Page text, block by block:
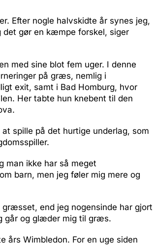
Efter nogle halvskidte år synes jeg,
gør en kæmpe forskel, siger
med sine blot fem uger. I denne
på græs, nemlig i
exit, samt i Bad Homburg, hvor
Her tabte hun knebent til den
spille på det hurtige underlag, som
man ikke har så meget
barn, men jeg føler mig mere og
end jeg nogensinde har gjort
går og glæder mig til græs.
års Wimbledon. For en uge siden